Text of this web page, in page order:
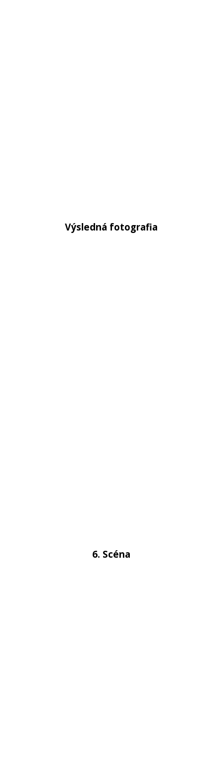
Výsledná fotografia
6. Scéna